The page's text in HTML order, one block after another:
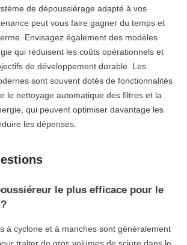
de dépoussiérage adapté à vos
peut vous faire gagner du temps et
Envisagez également des modèles
qui réduisent les coûts opérationnels et
de développement durable. Les
sont souvent dotés de fonctionnalités
le nettoyage automatique des filtres et la
qui peuvent optimiser davantage les
les dépenses.
le plus efficace pour le
à cyclone et à manches sont généralement
traiter de gros volumes de sciure dans le